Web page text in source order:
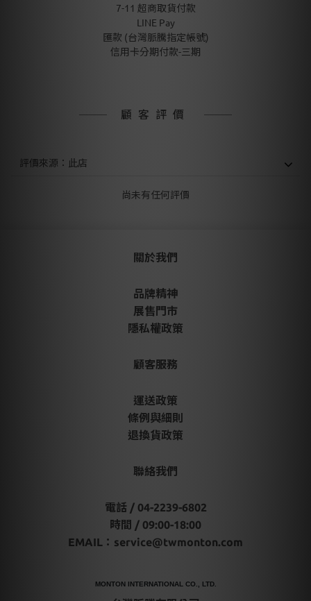
7-11 超商取貨付款
LINE Pay
匯款 (台灣脈騰指定帳號)
信用卡分期付款-三期
顧客評價
尚未有任何評價
關於我們
品牌精神
展售門市
隱私權政策
顧客服務
運送政策
條例與細則
退換貨政策
聯絡我們
電話 / 04-2239-6802
時間 / 09:00-18:00
EMAIL： service@twmonton.com
MONTON INTERNATIONAL CO., LTD.